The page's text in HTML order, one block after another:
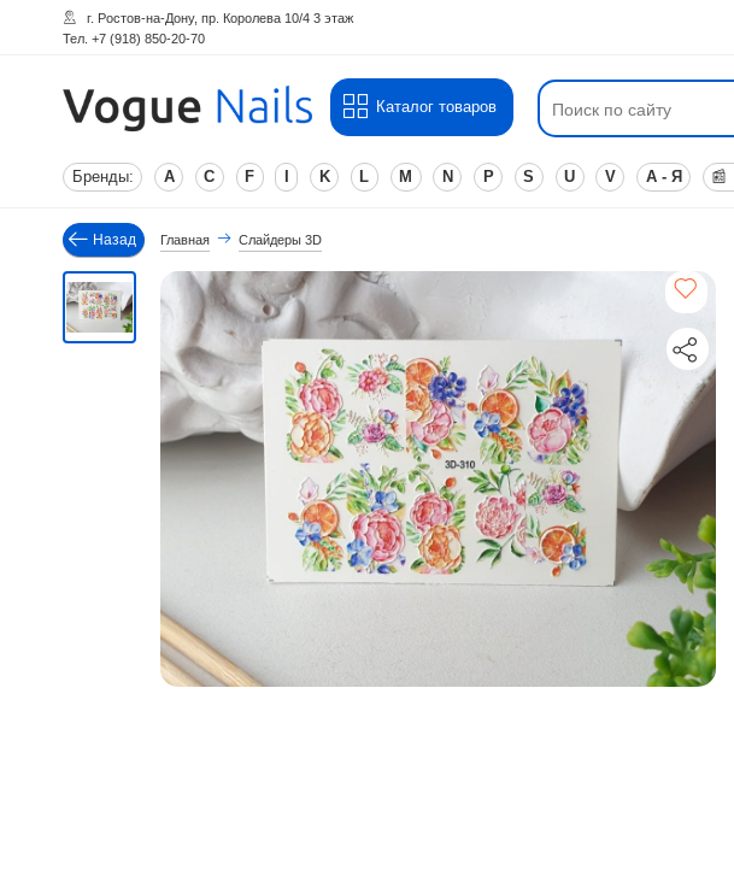
г. Ростов-на-Дону, пр. Королева 10/4 3 этаж
Тел. +7 (918) 850-20-70
Каталог товаров
Бренды: A C F K L M N P S U V А - Я 📰
Назад Главная Слайдеры 3D